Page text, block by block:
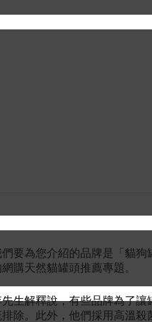
要為您介紹的品牌是「貓狗
購天然貓罐頭推薦專題。
生解釋說，有些品牌為了讓
除。此外，他們採用高溫殺